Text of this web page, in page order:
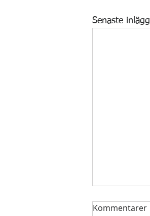
Senaste inlägg
Kommentarer